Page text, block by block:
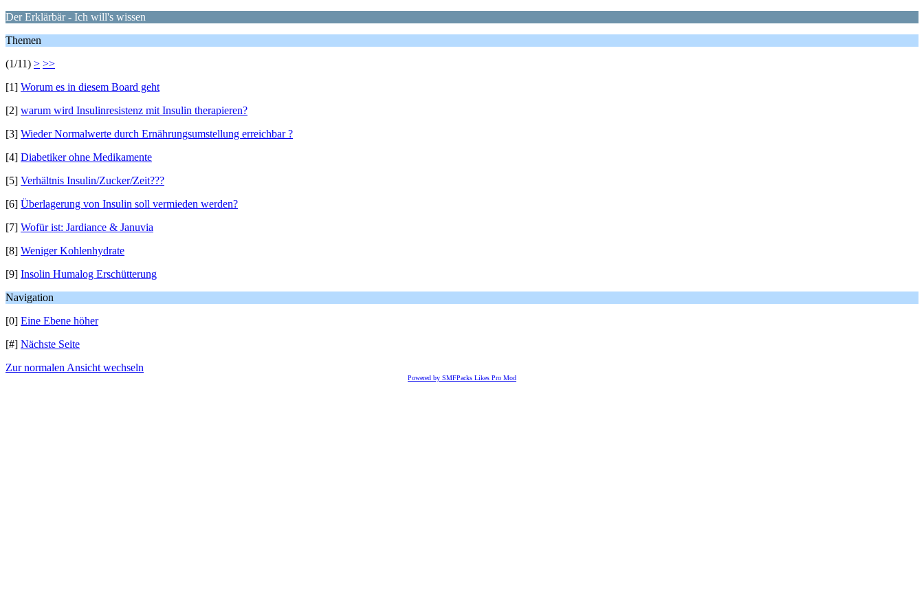
Der Erklärbär - Ich will's wissen
Themen
(1/11) > >>
[1] Worum es in diesem Board geht
[2] warum wird Insulinresistenz mit Insulin therapieren?
[3] Wieder Normalwerte durch Ernährungsumstellung erreichbar ?
[4] Diabetiker ohne Medikamente
[5] Verhältnis Insulin/Zucker/Zeit???
[6] Überlagerung von Insulin soll vermieden werden?
[7] Wofür ist: Jardiance & Januvia
[8] Weniger Kohlenhydrate
[9] Insolin Humalog Erschütterung
Navigation
[0] Eine Ebene höher
[#] Nächste Seite
Zur normalen Ansicht wechseln
Powered by SMFPacks Likes Pro Mod